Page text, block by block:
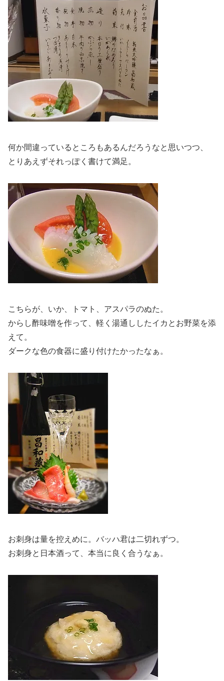
何か間違っているところもあるんだろうなと思いつつ、
とりあえずそれっぽく書けて満足。
こちらが、いか、トマト、アスパラのぬた。
からし酢味噌を作って、軽く湯通ししたイカとお野菜を添
えて。
ダークな色の食器に盛り付けたかったなぁ。
お刺身は量を控えめに。バッハ君は二切れずつ。
お刺身と日本酒って、本当に良く合うなぁ。